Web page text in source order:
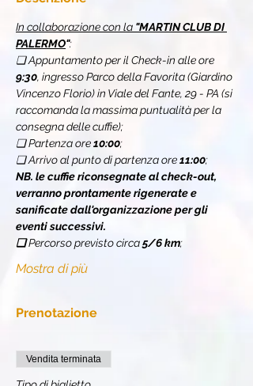
In collaborazione con la "MARTIN CLUB DI
PALERMO":
❏ Appuntamento per il Check-in alle ore
9:30, ingresso Parco della Favorita (Giardino
Vincenzo Florio) in Viale del Fante, 29 - PA (si
raccomanda la massima puntualità per la
consegna delle cuffie);
❏ Partenza ore 10:00;
❏ Arrivo al punto di partenza ore 11:00;
NB. le cuffie riconsegnate al check-out,
verranno prontamente rigenerate e
sanificate dall'organizzazione per gli
eventi successivi.
❏ Percorso previsto circa 5/6 km;
Mostra di più
Prenotazione
Vendita terminata